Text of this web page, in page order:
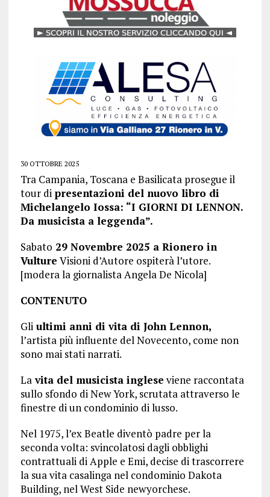
30 OTTOBRE 2025
Tra Campania, Toscana e Basilicata prosegue il
tour dipresentazioni del nuovo libro di
Michelangelo Iossa: “I GIORNI DI LENNON.
Da musicista a leggenda”.
Sabato 29 Novembre 2025 a Rionero in
Vulture Visioni d’Autore ospiterà l’utore.
[modera la giornalista Angela De Nicola]
CONTENUTO
Gliultimi anni di vita di John Lennon,
l’artista più influente del Novecento, come non
sono mai stati narrati.
Lavita del musicista inglese viene raccontata
sullo sfondo di New York, scrutata attraverso le
finestre di un condominio di lusso.
Nel 1975, l’ex Beatle diventò padre per la
seconda volta: svincolatosi dagli obblighi
contrattuali di Apple e Emi, decise di trascorrere
la sua vita casalinga nel condominio Dakota
Building, nel West Side newyorchese.